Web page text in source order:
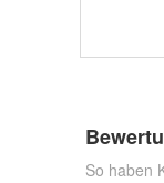
So haben